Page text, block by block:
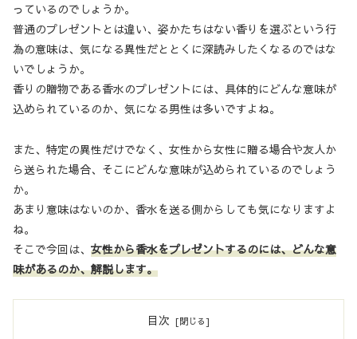
っているのでしょうか。
普通のプレゼントとは違い、姿かたちはない香りを選ぶという行
為の意味は、気になる異性だととくに深読みしたくなるのではな
いでしょうか。
香りの贈物である香水のプレゼントには、具体的にどんな意味が
込められているのか、気になる男性は多いですよね。
また、特定の異性だけでなく、女性から女性に贈る場合や友人か
ら送られた場合、そこにどんな意味が込められているのでしょう
か。
あまり意味はないのか、香水を送る側からしても気になりますよ
ね。
そこで今回は、 女性から香水をプレゼントするのには、どんな意
味があるのか、解説します。
目次